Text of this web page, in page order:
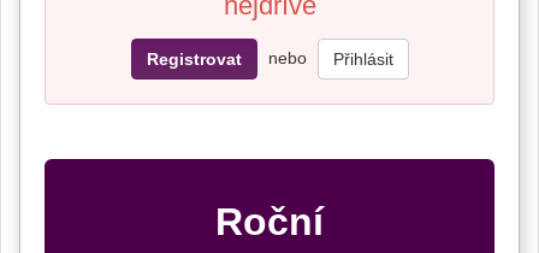
Registrovat nebo Přihlásit
Roční